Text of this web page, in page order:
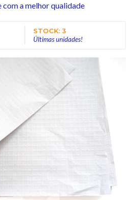
com a melhor qualidade
STOCK: 3
Últimas unidades!